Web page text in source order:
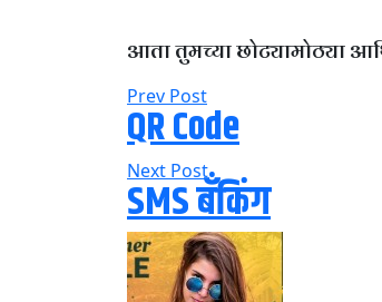
आता तुमच्या छोट्यामोठ्या
Prev Post
QR Code
Next Post
SMS बँकिंग